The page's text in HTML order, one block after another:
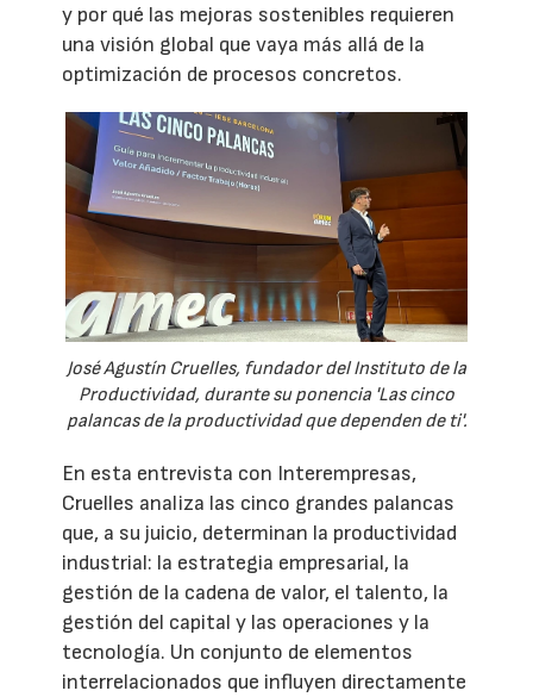
y por qué las mejoras sostenibles requieren
una visión global que vaya más allá de la
optimización de procesos concretos.
José Agustín Cruelles, fundador del Instituto de la
Productividad, durante su ponencia 'Las cinco
palancas de la productividad que dependen de ti'.
En esta entrevista con Interempresas,
Cruelles analiza las cinco grandes palancas
que, a su juicio, determinan la productividad
industrial: la estrategia empresarial, la
gestión de la cadena de valor, el talento, la
gestión del capital y las operaciones y la
tecnología. Un conjunto de elementos
interrelacionados que influyen directamente